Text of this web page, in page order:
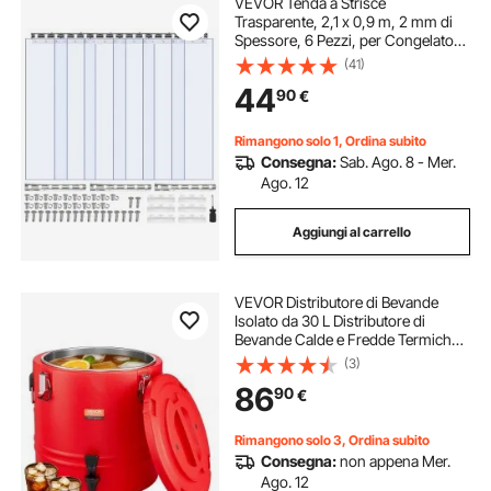
Trasparente, 2,1 x 0,9 m, 2 mm di
Spessore, 6 Pezzi, per Congelatori
e Refrigeratori, Strisce Lisce in
Plastica Termoisolanti per Porte di
Magazzini, Congelatori e Garage
(41)
4490€
Rimangono solo 1, Ordina subito
Consegna:Sab. Ago. 8 - Mer.
Ago. 12
Aggiungi al carrello
VEVOR Distributore di Bevande
Isolato da 30 L Distributore di
Bevande Calde e Fredde Termiche
con Rubinetto, Interno in Acciaio
Inossidabile 304, per Tè, Caffè,
Ristoranti, Esterni, Uso Versatile
(3)
8690€
Rimangono solo 3, Ordina subito
Consegna:non appena Mer.
Ago. 12